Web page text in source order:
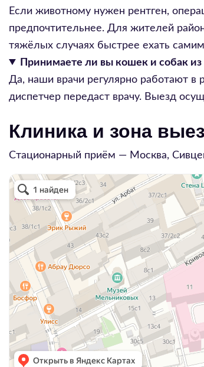
Если животному нужен рентген,
предпочтительнее. Для жителей
тяжёлых случаях быстрее ехать
Принимаете ли вы кошек и собак
Да, наши врачи регулярно работают
диспетчер передаст врачу. Выезд
Клиника и зона
Стационарный приём — Москва,